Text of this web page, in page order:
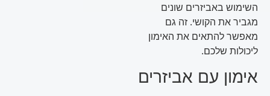
השימוש באביזרים שונים
מגביר את הקושי. זה גם
מאפשר להתאים את האימון
ליכולות שלכם.
אימון עם אביזרים